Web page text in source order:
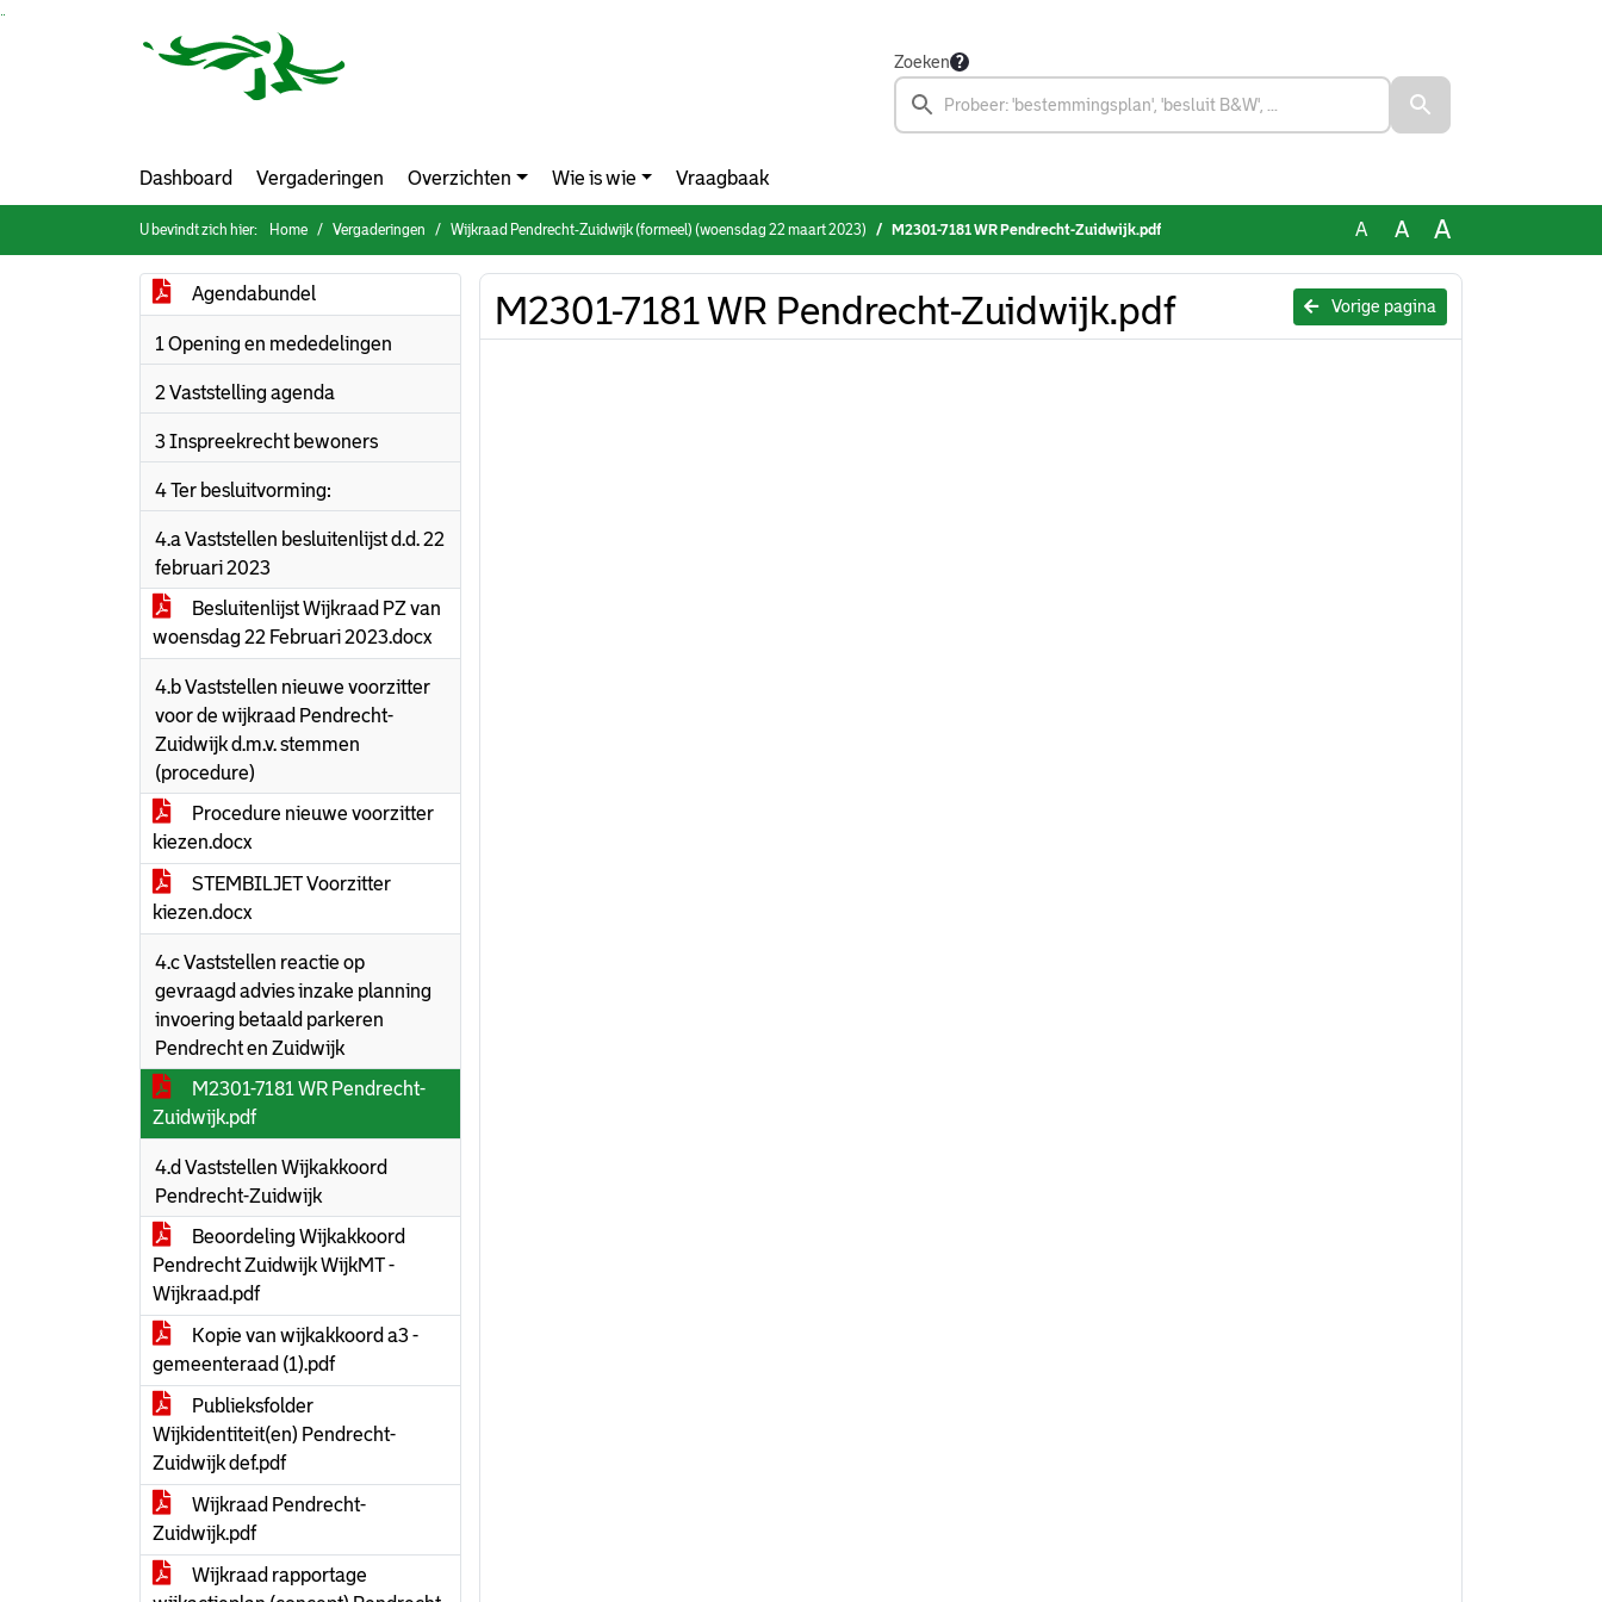
Ga naar de inhoud van deze pagina
Zoeken
Dashboard Vergaderingen Overzichten Wie is wie Vraagbaak
U bevindt zich hier: Home Vergaderingen Wijkraad Pendrecht-Zuidwijk (formeel) (woensdag 22 maart 2023) M2301-7181 WR Pendrecht-Zuidwijk.pdf A A A
Agendabundel
1 Opening en mededelingen
2 Vaststelling agenda
3 Inspreekrecht bewoners
4 Ter besluitvorming:
4.a Vaststellen besluitenlijst d.d. 22
februari 2023
Besluitenlijst Wijkraad PZ van
woensdag 22 Februari 2023.docx
4.b Vaststellen nieuwe voorzitter
voor de wijkraad Pendrecht-
Zuidwijk d.m.v. stemmen
(procedure)
Procedure nieuwe voorzitter
kiezen.docx
STEMBILJET Voorzitter
kiezen.docx
4.c Vaststellen reactie op
gevraagd advies inzake planning
invoering betaald parkeren
Pendrecht en Zuidwijk
M2301-7181 WR Pendrecht-
Zuidwijk.pdf
4.d Vaststellen Wijkakkoord
Pendrecht-Zuidwijk
Beoordeling Wijkakkoord
Pendrecht Zuidwijk WijkMT -
Wijkraad.pdf
Kopie van wijkakkoord a3 -
gemeenteraad (1).pdf
Publieksfolder
Wijkidentiteit(en) Pendrecht-
Zuidwijk def.pdf
Wijkraad Pendrecht-
Zuidwijk.pdf
Wijkraad rapportage
Vorige pagina
M2301-7181 WR Pendrecht-Zuidwijk.pdf